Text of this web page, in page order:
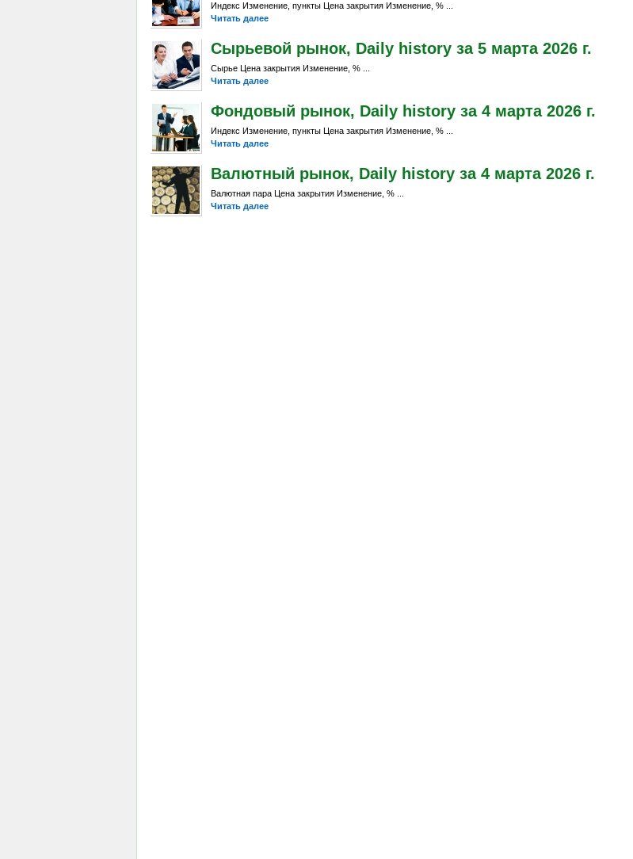
Индекс Изменение, пункты Цена закрытия Изменение, % ...
Читать далее
Сырьевой рынок, Daily history за 5 марта 2026 г.
Сырье Цена закрытия Изменение, % ...
Читать далее
Фондовый рынок, Daily history за 4 марта 2026 г.
Индекс Изменение, пункты Цена закрытия Изменение, % ...
Читать далее
Валютный рынок, Daily history за 4 марта 2026 г.
Валютная пара Цена закрытия Изменение, % ...
Читать далее